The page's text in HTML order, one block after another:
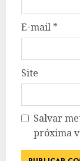
E-mail *
Site
Salvar
próxima